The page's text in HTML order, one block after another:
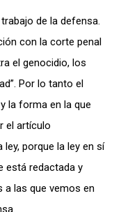
de la defensa.
con la corte penal
el genocidio, los
Por lo tanto el
la forma en la que
el artículo
porque la ley en sí
está redactada y
a las que vemos en